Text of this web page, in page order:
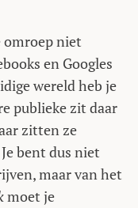
omroep niet
en Googles
wereld heb je
publieke zit daar
zitten ze
bent dus niet
maar van het
moet je